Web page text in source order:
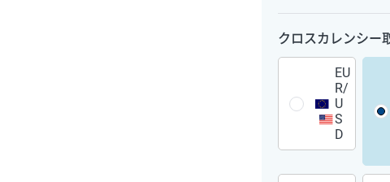
クロスカレンシー
EU
R/
U
S
D